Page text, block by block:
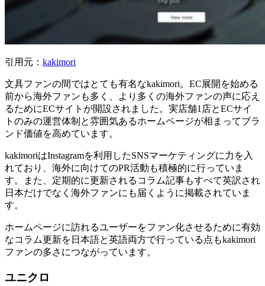
引用元： kakimori
文具ファンの間ではとても有名なkakimori。EC展開を始める
前から海外ファンも多く、より多くの海外ファンの声に応え
るためにECサイトが開設されました。実店舗1店とECサイ
トのみの運営体制と雰囲気あるホームページが相まってブラ
ンド価値を高めています。
kakimoriはInstagramを利用したSNSマーケティングに力を入
れており、海外に向けてのPR活動も積極的に行っていま
す。また、定期的に更新されるコラム記事もすべて英訳され
日本だけでなく海外ファンにも届くように掲載されていま
す。
ホームページに訪れるユーザーをファン化させるために有効
なコラム更新を日本語と英語両方で行っている点もkakimori
ファンの多さにつながっています。
ユニクロ